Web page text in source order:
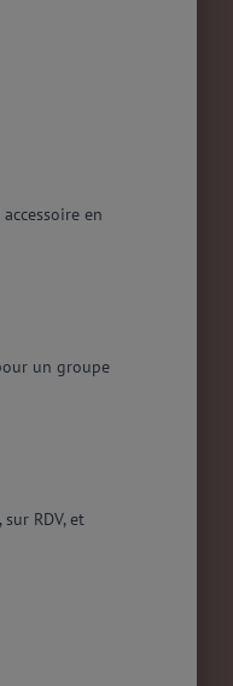
en
un groupe
RDV, et